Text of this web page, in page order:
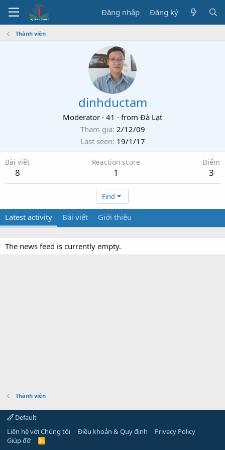
Đăng nhập Đăng ký
Thành viên
dinhductam
Moderator · 41 · from Đà Lạt
Tham gia 2/12/09
Last seen 19/1/17
Bài viết
8
Reaction score
1
Điểm
3
Find
Latest activity Bài viết Giới thiệu
The news feed is currently empty.
Thành viên
Default
Liên hệ với Chúng tôi
Điều khoản & Quy định
Privacy Policy
Giúp đỡ
R